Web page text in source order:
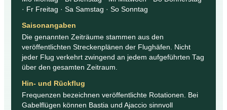
· Fr Freitag · Sa Samstag · So Sonntag
Saisonangaben
Die genannten Zeiträume stammen aus den
veröffentlichten Streckenplänen der Flughäfen. Nicht
jeder Flug verkehrt zwingend an jedem aufgeführten Tag
über den gesamten Zeitraum.
Hin- und Rückflug
Frequenzen bezeichnen veröffentlichte Rotationen. Bei
Gabelflügen können Bastia und Ajaccio sinnvoll